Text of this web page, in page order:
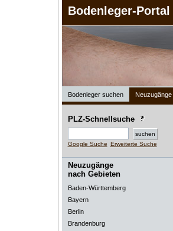
Bodenleger-Portal
Bodenleger suchen Neuzugänge
PLZ-Schnellsuche
Google Suche Erweiterte Suche
Neuzugänge
nach Gebieten
Baden-Württemberg
Bayern
Berlin
Brandenburg